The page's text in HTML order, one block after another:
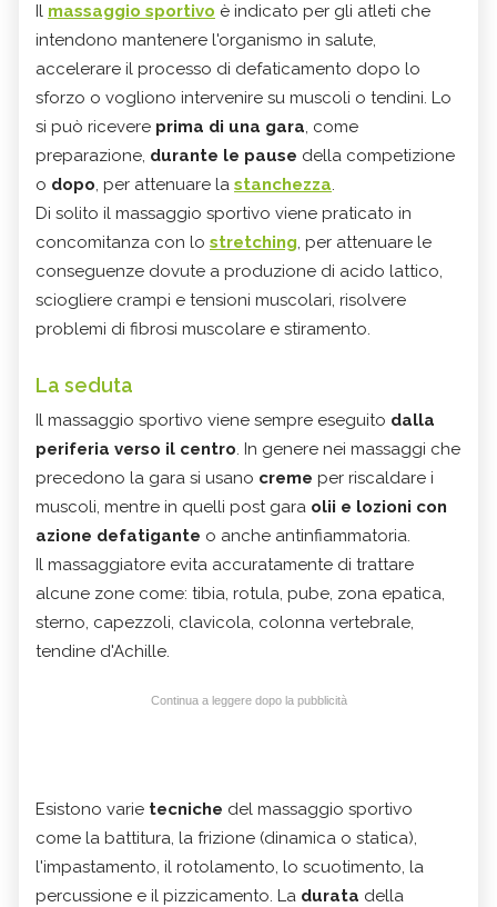
Il massaggio sportivo è indicato per gli atleti che
intendono mantenere l'organismo in salute,
accelerare il processo di defaticamento dopo lo
sforzo o vogliono intervenire su muscoli o tendini. Lo
si può ricevere prima di una gara, come
preparazione, durante le pause della competizione
o dopo, per attenuare la stanchezza.
Di solito il massaggio sportivo viene praticato in
concomitanza con lo stretching, per attenuare le
conseguenze dovute a produzione di acido lattico,
sciogliere crampi e tensioni muscolari, risolvere
problemi di fibrosi muscolare e stiramento.
La seduta
Il massaggio sportivo viene sempre eseguito dalla
periferia verso il centro. In genere nei massaggi che
precedono la gara si usano creme per riscaldare i
muscoli, mentre in quelli post gara olii e lozioni con
azione defatigante o anche antinfiammatoria.
Il massaggiatore evita accuratamente di trattare
alcune zone come: tibia, rotula, pube, zona epatica,
sterno, capezzoli, clavicola, colonna vertebrale,
tendine d'Achille.
Continua a leggere dopo la pubblicità
Esistono varie tecniche del massaggio sportivo
come la battitura, la frizione (dinamica o statica),
l'impastamento, il rotolamento, lo scuotimento, la
percussione e il pizzicamento. La durata della